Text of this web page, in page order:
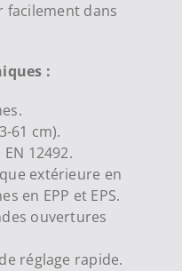
facilement dans
:
61 cm).
EN 12492.
extérieure en
en EPP et EPS.
ouvertures
réglage rapide.